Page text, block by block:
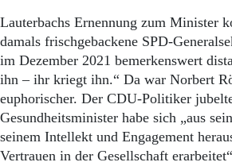
Lauterbachs Ernennung zum Minister
damals frischgebackene SPD-
im Dezember 2021 bemerkenswert
ihn – ihr kriegt ihn.“ Da war Norbert
euphorischer. Der CDU-Politiker
Gesundheitsminister habe sich „aus
seinem Intellekt und Engagement
Vertrauen in der Gesellschaft